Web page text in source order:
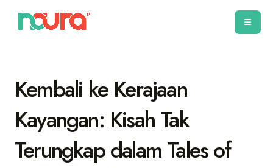
Kembali ke Kerajaan
Kayangan: Kisah Tak
Terungkap dalam Tales of